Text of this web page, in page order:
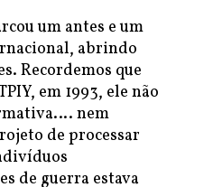
um antes e um
abrindo
Recordemos que
em 1993, ele não
nem
de processar
de guerra estava